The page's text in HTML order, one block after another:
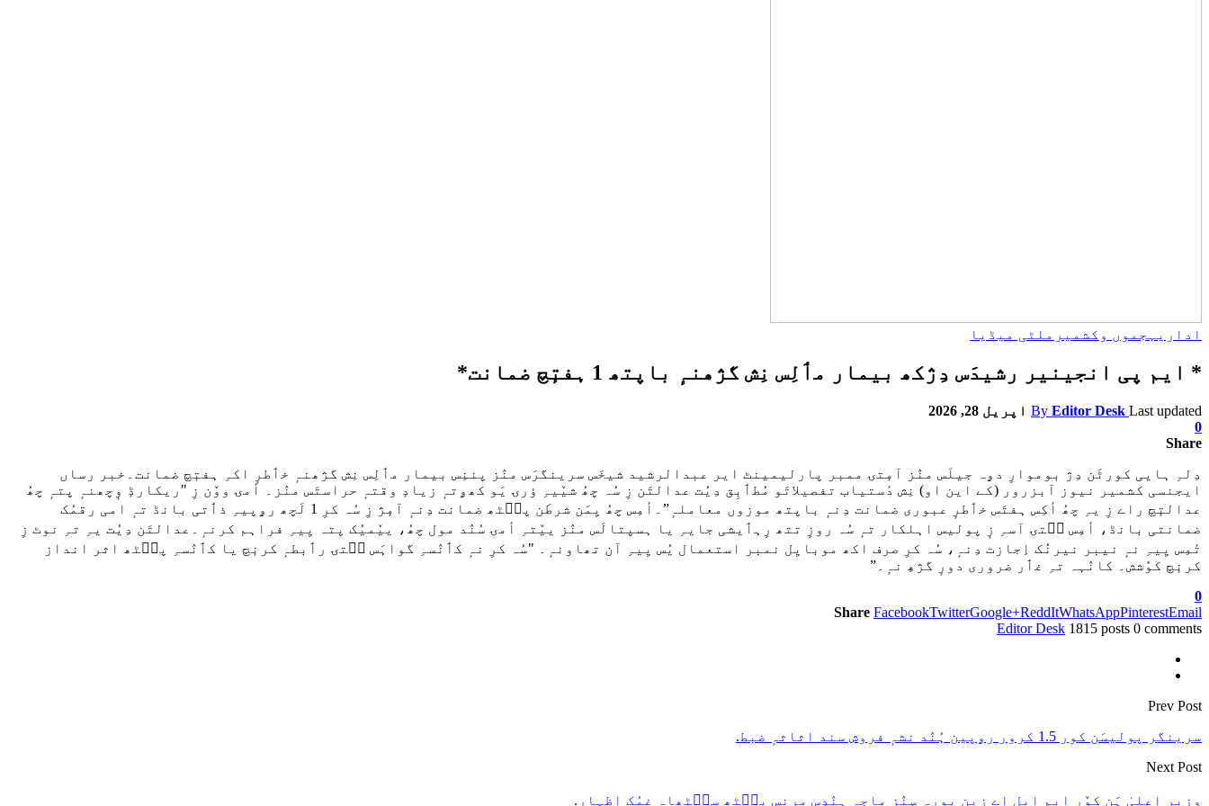
اداریہ جموں وکشمیر ملٹی میڈیا
* ایم پی انجینیر رشیدَس دِژکھ بیمار مٲلِس نِش گژھنہٕ باپتھ 1 ہفتٕچ ضمانت*
By Editor Desk Last updated
اپریل 28, 2026
0
Share
دِلہِ ہایی کورٹَن دِژ بوموارِ دۄہ جیلَس منٛز آمٕتۍ ممبر پارلیمینٹ ایر عبدالرشید شیخَس سرینگرَس منٛز پننِس بیمار مٲلِس نِش گژھنہٕ خٲطرٕ اکہِ ہفتٕچ ضمانت۔خبر رساں
ایجنسی کشمیر نیوز آبزرور (کے این او) نِش دٔستیاب تفصیلاتَو مُطٲبِق دِیُت عدالتَن زِ سُہ چھُ شیٚیہِ ؤرۍ یَو کھۄتہٕ زیادٕ وقتہٕ حراستَس منٛز۔ أمۍ ووٚن زِ "ریکارڈٕ وٕچھنہٕ پتہٕ چھُ
عدالتٕچ راے زِ یہِ چھُ أکِس ہفتَس خٲطرٕ عبوری ضمانت دِنہٕ باپتھ موزوں معاملہٕ”۔أمِس چھُ یِمَن شرطَن پٮ۪ٹھ ضمانت دِنہٕ آمٕژ زِ سُہ کرِ 1 لَچھ رۄپیہِ ذٲتی بانڈ تہٕ امی رقمُک
ضمانتی بانڈ، أمِس سۭتۍ آسہِ زٕ پولیس اہلکار تہٕ سُہ روزِ تتھ رِہٲیشی جایہِ یا ہسپتالَس منٛز ییٚتہِ أمۍ سُنٛد مول چھُ، ییٚمیُک پتہ یِیہِ فراہم کرنہٕ۔عدالتَن دِیُت یہِ تہِ نوٹ زِ
تٔمِس یِیہِ نہٕ نیبر نیرنُک اِجازت دِنہٕ، سُہ کرِ صرف اکھ موبایِل نمبر استعمال یُس یِیہِ آن تھاونہٕ۔ "سُہ کرِ نہٕ کٲنٛسہِ گواہَس سۭتۍ رٲبطہٕ کرنٕچ یا کٲنٛسہِ پٮ۪ٹھ اثر انداز
کرنٕچ کوٗشش۔ کانٛہہ تہِ غٲر ضروری دورٕ گژھِ نہٕ۔”
0
Share FacebookTwitterGoogle+ReddItWhatsAppPinterestEmail
Editor Desk 1815 posts 0 comments
Prev Post
سرینگر پولیسَن کور 1.5 کرور رۄپین ہُنٛد نشہٕ فروش سند اثاثہٕ ضبط.
Next Post
وزیر اعلیٰ ہَن کوٚر ایم ایل اے زین پورہ سٕنٛزِ ماجہِ ہٕنٛدِس مرنس پٮ۪ٹھ سٮ۪ٹھاہ غمُک اظہار.